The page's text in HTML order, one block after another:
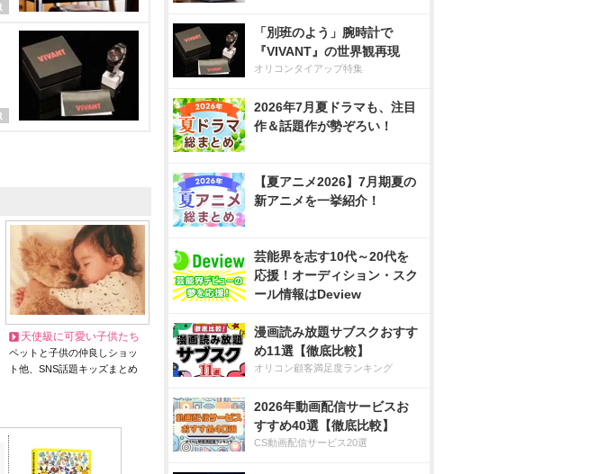
天使級に可愛い子供たち
ペットと子供の仲良しショッ
ト他、SNS話題キッズまとめ
「別班のよう」腕時計で
『VIVANT』の世界観再現
オリコンタイアップ特集
2026年7月夏ドラマも、注目
作＆話題作が勢ぞろい！
【夏アニメ2026】7月期夏の
新アニメを一挙紹介！
芸能界を志す10代～20代を
応援！オーディション・スク
ール情報はDeview
漫画読み放題サブスクおすす
め11選【徹底比較】
オリコン顧客満足度ランキング
2026年動画配信サービスお
すすめ40選【徹底比較】
CS動画配信サービス20選